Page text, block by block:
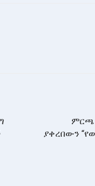
ምርጫ
ያቀረበውን